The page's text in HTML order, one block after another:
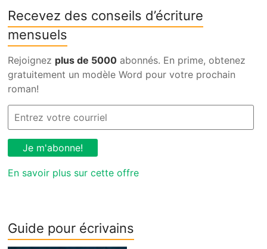
Recevez des conseils d’écriture
mensuels
Rejoignez plus de 5000 abonnés. En prime, obtenez
gratuitement un modèle Word pour votre prochain
roman!
En savoir plus sur cette offre
Guide pour écrivains